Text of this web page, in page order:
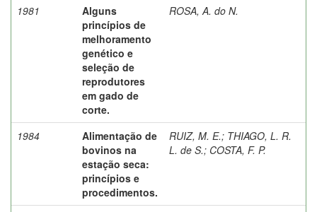
1981
Alguns
princípios de
melhoramento
genético e
seleção de
reprodutores
em gado de
corte.
ROSA, A. do N.
1984
Alimentação de
bovinos na
estação seca:
princípios e
procedimentos.
RUIZ, M. E.; THIAGO, L. R.
L. de S.; COSTA, F. P.